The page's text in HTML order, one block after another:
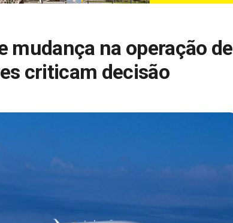
mudança na operação de
criticam decisão